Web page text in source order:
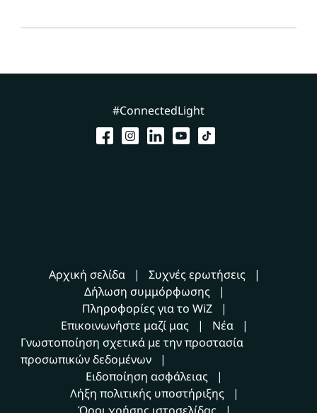
#ConnectedLight
Αρχική σελίδα
Συχνές ερωτήσεις
Δήλωση συμμόρφωσης
Πληροφορίες για το WiZ
Επικοινωνήστε μαζί μας
Νέα
Γνωστοποίηση σχετικά με την προστασία
προσωπικών δεδομένων
Ειδοποίηση ασφάλειας
Λήξη πολιτικής υποστήριξης